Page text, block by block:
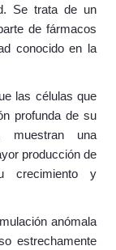
Se trata de un
de fármacos
conocido en la
las células que
profunda de su
muestran una
producción de
crecimiento y
anómala
estrechamente